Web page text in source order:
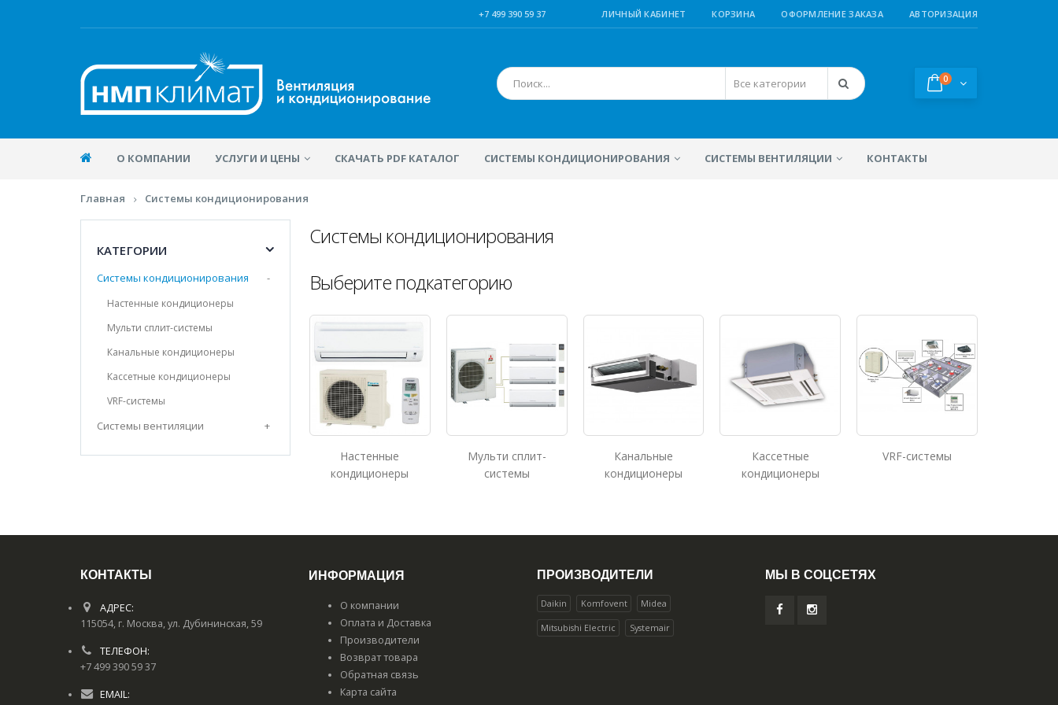
+7 499 390 59 37 ЛИЧНЫЙ КАБИНЕТ КОРЗИНА ОФОРМЛЕНИЕ ЗАКАЗА АВТОРИЗАЦИЯ
0
О КОМПАНИИ УСЛУГИ И ЦЕНЫ СКАЧАТЬ PDF КАТАЛОГ СИСТЕМЫ КОНДИЦИОНИРОВАНИЯ СИСТЕМЫ ВЕНТИЛЯЦИИ КОНТАКТЫ
Главная Системы кондиционирования
Системы кондиционирования
Выберите подкатегорию
Настенные
кондиционеры
Мульти сплит-
системы
Канальные
кондиционеры
Кассетные
кондиционеры
VRF-системы
КАТЕГОРИИ
Системы кондиционирования -
Настенные кондиционеры
Мульти сплит-системы
Канальные кондиционеры
Кассетные кондиционеры
VRF-системы
Системы вентиляции +
КОНТАКТЫ
АДРЕС:
115054, г. Москва, ул. Дубининская, 59
ТЕЛЕФОН:
+7 499 390 59 37
EMAIL:
ИНФОРМАЦИЯ
О компании
Оплата и Доставка
Производители
Возврат товара
Обратная связь
Карта сайта
ПРОИЗВОДИТЕЛИ
Daikin Komfovent Midea
Mitsubishi Electric Systemair
МЫ В СОЦСЕТЯХ